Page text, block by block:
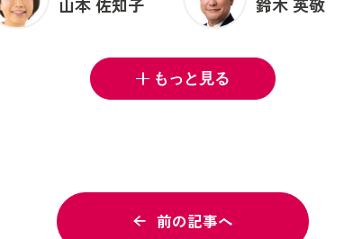
もっと見る
前の記事へ